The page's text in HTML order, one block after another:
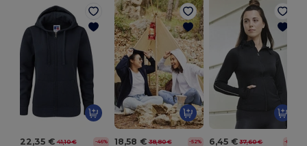
22,35 € 41,10 € -46% 18,58 € 38,80 € -52% 6,45 € 37,60 € -83%